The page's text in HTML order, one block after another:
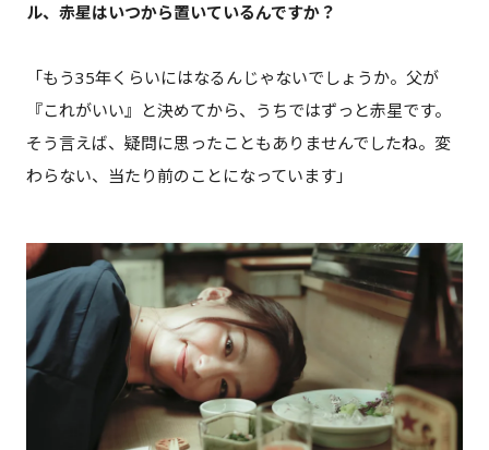
ル、赤星はいつから置いているんですか？
「もう35年くらいにはなるんじゃないでしょうか。父が
『これがいい』と決めてから、うちではずっと赤星です。
そう言えば、疑問に思ったこともありませんでしたね。変
わらない、当たり前のことになっています」